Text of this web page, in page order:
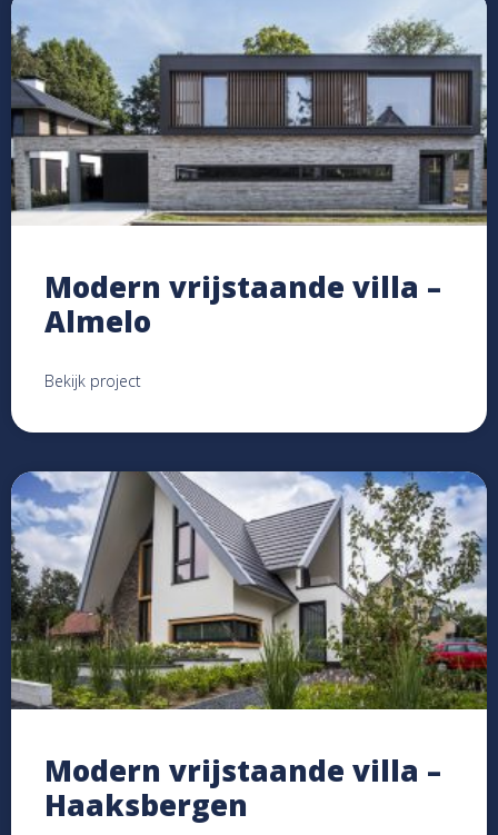
Modern vrijstaande villa –
Almelo
Bekijk project
Modern vrijstaande villa –
Haaksbergen